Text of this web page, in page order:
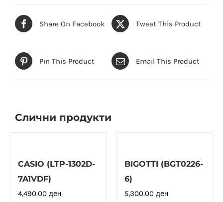
Share On Facebook Tweet This Product
Pin This Product Email This Product
Слични продукти
CASIO (LTP-1302D-
7A1VDF)
4,490.00 ден
BIGOTTI (BGT0226-
6)
5,300.00 ден